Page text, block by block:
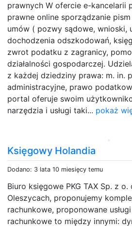
prawnych W ofercie e-kancelarii
prawne online sporządzanie
umów ( pozwy sądowe, wnioski,
dochodzenia odszkodowań,
zwrot podatku z zagranicy,
działalności gospodarczej.
z każdej dziedziny prawa: m. in.
administracyjne, prawo
portal oferuje swoim
narzędzia i usługi taki... pokaż
Księgowy Holandia
Dodano: 3 lata 10 miesięcy temu
Biuro księgowe PKG TAX Sp. z
Oleszycach, proponujemy
rachunkowe, proponowane
rachunkowe to między innymi: